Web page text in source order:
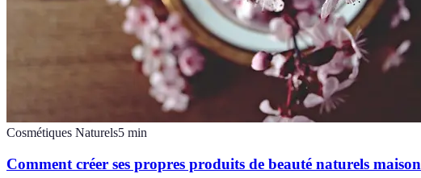
Cosmétiques Naturels5 min
Comment créer ses propres produits de beauté naturels maison